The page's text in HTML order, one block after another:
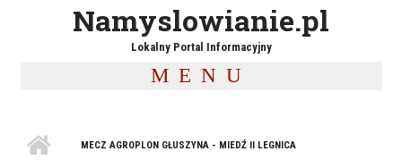
Namyslowianie.pl
Lokalny Portal Informacyjny
MENU
MECZ AGROPLON GŁUSZYNA - MIEDŹ II LEGNICA